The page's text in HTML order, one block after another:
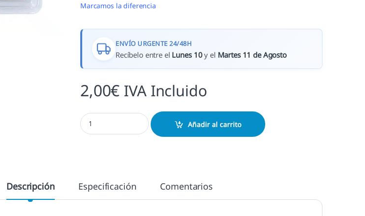
Marcamos la diferencia
ENVÍO URGENTE 24/48H
Recíbelo entre el Lunes 10y el Martes 11 de Agosto
2,00€ IVA Incluido
Lapislazuli - TVS 158 cantidad
Añadir al carrito
Descripción Especificación Comentarios